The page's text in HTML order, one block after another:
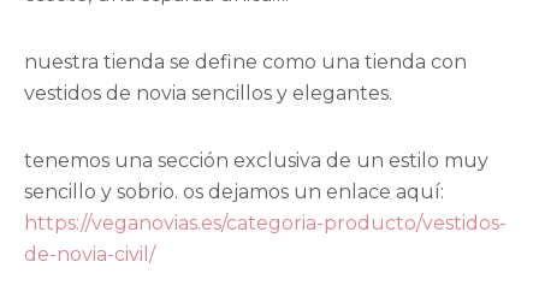
nuestra tienda se define como una tienda con
vestidos de novia sencillos y elegantes.
tenemos una sección exclusiva de un estilo muy
sencillo y sobrio. os dejamos un enlace aquí:
https://veganovias.es/categoria-producto/vestidos-
de-novia-civil/